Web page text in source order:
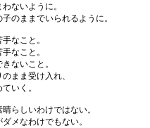
ないように。
のままでいられるように。
なこと。
なこと。
ないこと。
まま受け入れ、
いく。
らしいわけではない。
メなわけでもない。